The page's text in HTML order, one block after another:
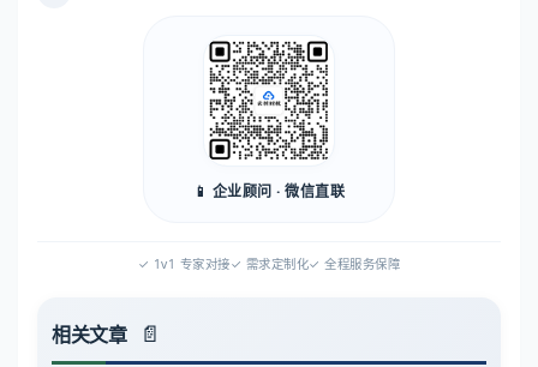
📱 企业顾问 · 微信直联
✓ 1v1 专家对接✓ 需求定制化✓ 全程服务保障
相关文章